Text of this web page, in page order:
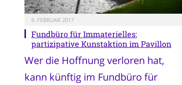
6. FEBRUAR 2017
Fundbüro für Immaterielles:
partizipative Kunstaktion im Pavillon
Wer die Hoffnung verloren hat,
kann künftig im Fundbüro für